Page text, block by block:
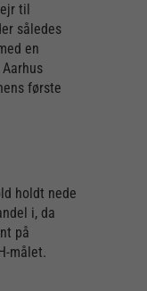
til
således
en
første
holdt nede
i, da
på
målet.